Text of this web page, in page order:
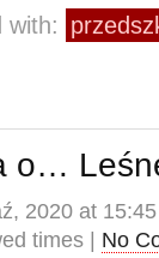
with:
o…
2020 at
times | No